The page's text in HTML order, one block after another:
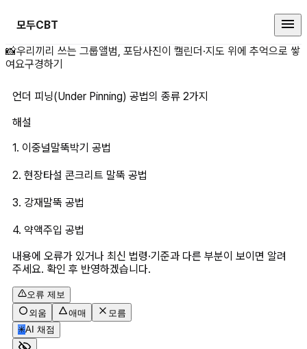
모두CBT
언더 피닝(Under Pinning) 공법
📸우리끼리 쓰는 그룹앨범, 포담사진이 캘린더·지도 위에 추억으로 쌓
여요구경하기
언더 피닝(Under Pinning) 공법의 종류 2가지
해설
1. 이중널말뚝박기 공법
2. 현장타설 콘크리트 말뚝 공법
3. 강재말뚝 공법
4. 약액주입 공법
내용에 오류가 있거나 최신 법령·기준과 다른 부분이 보이면 알려
주세요. 확인 후 반영하겠습니다.
오류 제보
외움
애매
모름
✳AI 채점